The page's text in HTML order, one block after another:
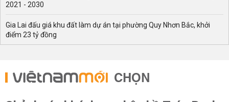
2021 - 2030
Gia Lai đấu giá khu đất làm dự án tại phường Quy Nhơn Bắc, khởi
điểm 23 tỷ đồng
CHỌN